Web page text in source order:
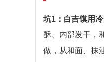
坑1：白吉馍用
酥、内部发干，
做，从和面、抹